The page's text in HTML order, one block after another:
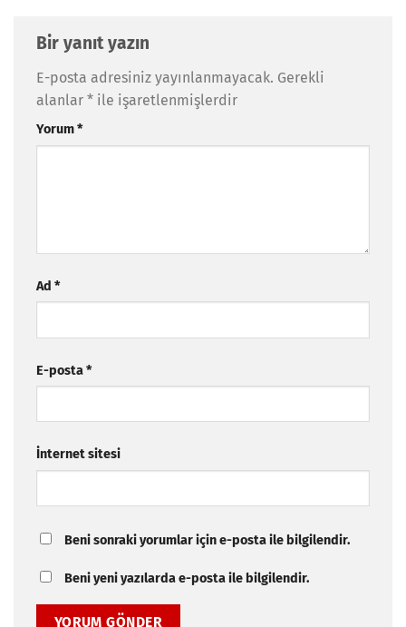
Bir yanıt yazın
E-posta adresiniz yayınlanmayacak. Gerekli
alanlar * ile işaretlenmişlerdir
Yorum*
Ad *
E-posta*
İnternet sitesi
Beni sonraki yorumlar için e-posta ile bilgilendir.
Beni yeni yazılarda e-posta ile bilgilendir.